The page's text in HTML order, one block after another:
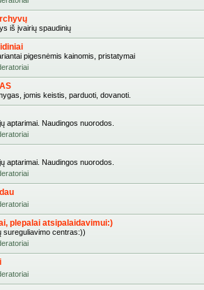
iš įvairių spaudinių
pigesnėmis kainomis, pristatymai
jomis keistis, parduoti, dovanoti.
aptarimai. Naudingos nuorodos.
aptarimai. Naudingos nuorodos.
plepalai atsipalaidavimui:)
sureguliavimo centras:))